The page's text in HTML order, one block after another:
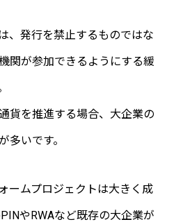
、発行を禁止するものではな
関が参加できるようにする緩
貨を推進する場合、大企業の
多いです。
ームプロジェクトは大きく成
やRWAなど既存の大企業が